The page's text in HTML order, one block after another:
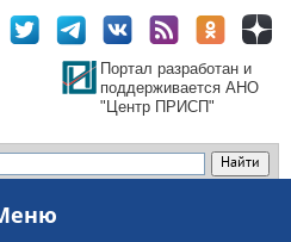
Портал разработан и
поддерживается АНО
"Центр ПРИСП"